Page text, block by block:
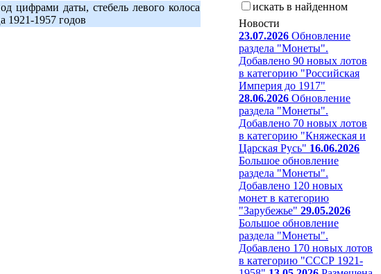
цифрами даты, стебель левого колоса
1921-1957 годов
искать в найденном
Новости
23.07.2026 Обновление
раздела "Монеты".
Добавлено 90 новых лотов
в категорию "Российская
Империя до 1917"
28.06.2026 Обновление
раздела "Монеты".
Добавлено 70 новых лотов
в категорию "Княжеская и
Царская Русь" 16.06.2026
Большое обновление
раздела "Монеты".
Добавлено 120 новых
монет в категорию
"Зарубежье" 29.05.2026
Большое обновление
раздела "Монеты".
Добавлено 170 новых лотов
в категорию "СССР 1921-